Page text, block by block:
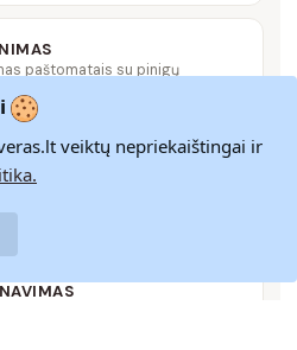
paštomatais su pinigų
aukščiausią jūsų duomenų
veiktų nepriekaištingai ir